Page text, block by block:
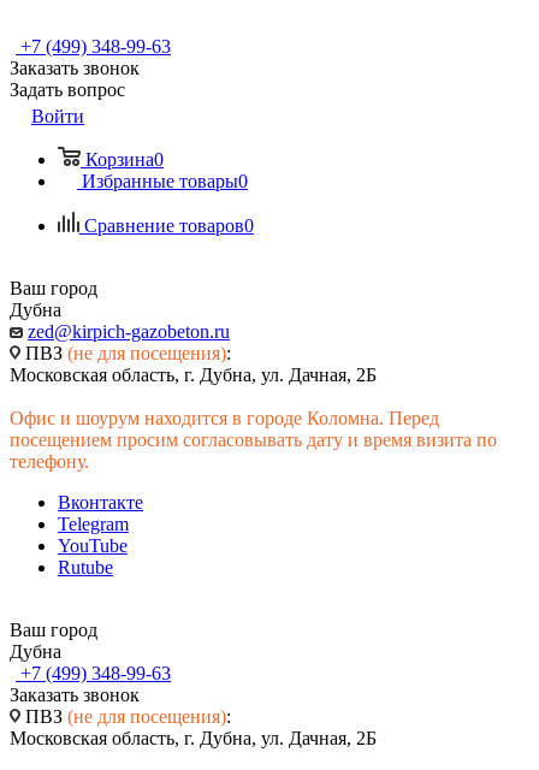
+7 (499) 348-99-63
Заказать звонок
Задать вопрос
Войти
Корзина0
Избранные товары0
Сравнение товаров0
Ваш город
Дубна
zed@kirpich-gazobeton.ru
ПВЗ (не для посещения):
Московская область, г. Дубна, ул. Дачная, 2Б
Офис и шоурум находится в городе Коломна. Перед
посещением просим согласовывать дату и время визита по
телефону.
Вконтакте
Telegram
YouTube
Rutube
Ваш город
Дубна
+7 (499) 348-99-63
Заказать звонок
ПВЗ (не для посещения):
Московская область, г. Дубна, ул. Дачная, 2Б